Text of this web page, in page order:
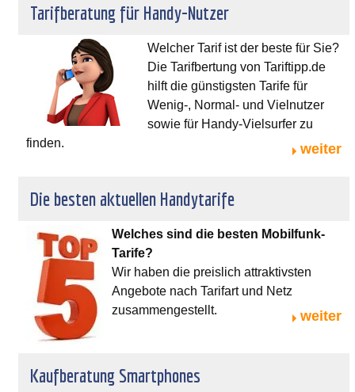
Tarifberatung für Handy-Nutzer
Welcher Tarif ist der beste für Sie?
Die Tarifbertung von Tariftipp.de
hilft die günstigsten Tarife für
Wenig-, Normal- und Vielnutzer
sowie für Handy-Vielsurfer zu
finden.
weiter
Die besten aktuellen Handytarife
Welches sind die besten Mobilfunk-
Tarife?
Wir haben die preislich attraktivsten
Angebote nach Tarifart und Netz
zusammengestellt.
weiter
Kaufberatung Smartphones